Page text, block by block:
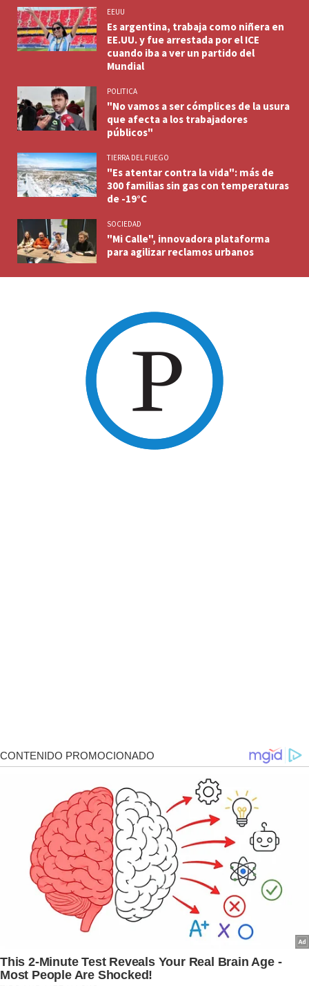
EEUU
Es argentina, trabaja como niñera en
EE.UU. y fue arrestada por el ICE
cuando iba a ver un partido del
Mundial
POLITICA
"No vamos a ser cómplices de la usura
que afecta a los trabajadores
públicos"
TIERRA DEL FUEGO
"Es atentar contra la vida": más de
300 familias sin gas con temperaturas
de -19°C
SOCIEDAD
"Mi Calle", innovadora plataforma
para agilizar reclamos urbanos